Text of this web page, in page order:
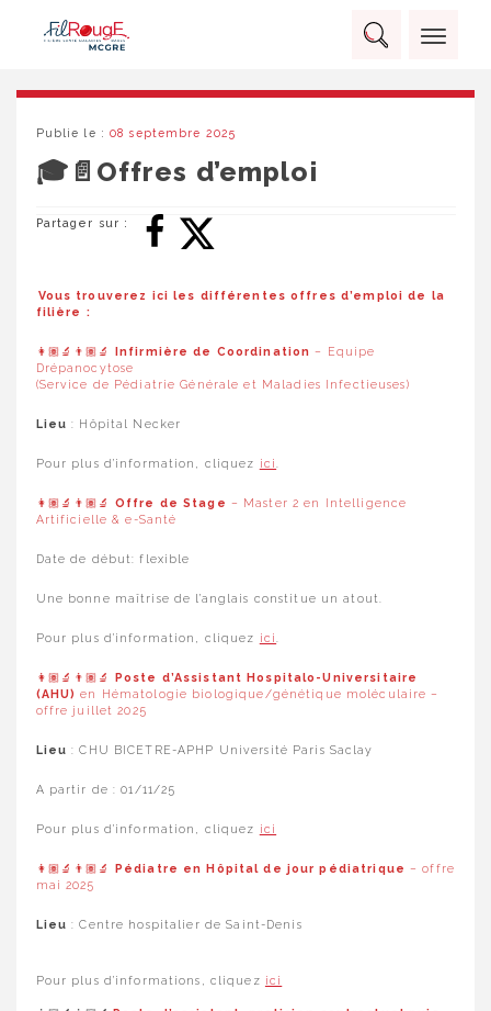
content
Rechercher :
RECHERCHER
Publie le :08 septembre 2025
🎓📄Offres d’emploi
Partager sur :
Vous trouverez ici les différentes offres d’emploi de la
filière :
👩🏽‍🔬👨🏽‍🔬 Infirmière de Coordination – Equipe
Drépanocytose
(Service de Pédiatrie Générale et Maladies Infectieuses)
Lieu : Hôpital Necker
Pour plus d’information, cliquez ici
👩🏽‍🔬👨🏽‍🔬 Offre de Stage – Master 2 en Intelligence
Artificielle & e-Santé
Date de début: flexible
Une bonne maîtrise de l’anglais constitue un atout.
Pour plus d’information, cliquez ici
👩🏽‍🔬👨🏽‍🔬
Poste d’Assistant Hospitalo-Universitaire
(AHU) en Hématologie biologique/génétique moléculaire –
offre juillet 2025
Lieu: CHU BICETRE-APHP Université Paris Saclay
A partir de : 01/11/25
Pour plus d’information, cliquez ici
👩🏽‍🔬👨🏽‍🔬 Pédiatre en Hôpital de jour pédiatrique – offre
mai 2025
Lieu: Centre hospitalier de Saint-Denis
Pour plus d’informations, cliquez ici